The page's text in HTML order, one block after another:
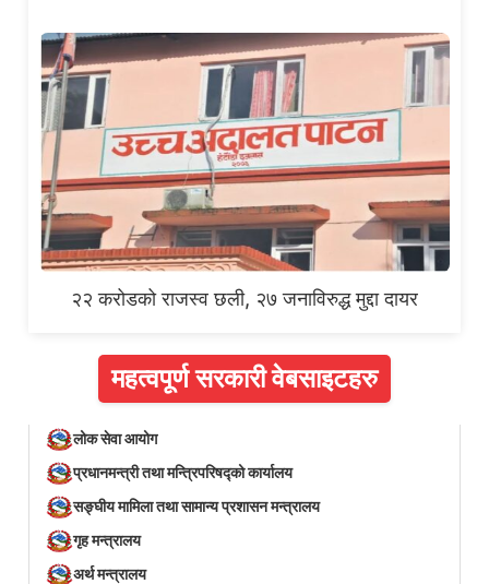
२२ करोडको राजस्व छली, २७ जनाविरुद्ध मुद्दा दायर
महत्वपूर्ण सरकारी वेबसाइटहरु
लोक सेवा आयोग
प्रधानमन्त्री तथा मन्त्रिपरिषद्को कार्यालय
सङ्घीय मामिला तथा सामान्य प्रशासन मन्त्रालय
गृह मन्त्रालय
अर्थ मन्त्रालय